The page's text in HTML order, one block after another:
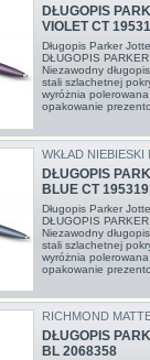
DŁUGOPIS
VIOLET CT
Długopis Parker
DŁUGOPIS
Niezawodny
stali szlachetnej
wyróżnia
opakowanie
WKŁAD NIEBIESKI
DŁUGOPIS
BLUE CT
Długopis Parker
DŁUGOPIS
Niezawodny
stali szlachetnej
wyróżnia
opakowanie
RICHMOND
DŁUGOPIS
BL 2068358